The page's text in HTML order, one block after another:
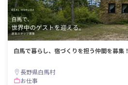
白馬で暮らし、宿づくりを担う仲間を募集！
長野県白馬村
お仕事